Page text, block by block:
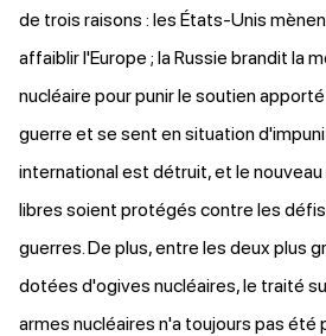
de trois raisons : les États-Unis
affaiblir l'Europe ; la Russie brandit la
nucléaire pour punir le soutien
guerre et se sent en situation
international est détruit, et le
libres soient protégés contre les
guerres. De plus, entre les deux plus
dotées d'ogives nucléaires, le traité
armes nucléaires n'a toujours pas été